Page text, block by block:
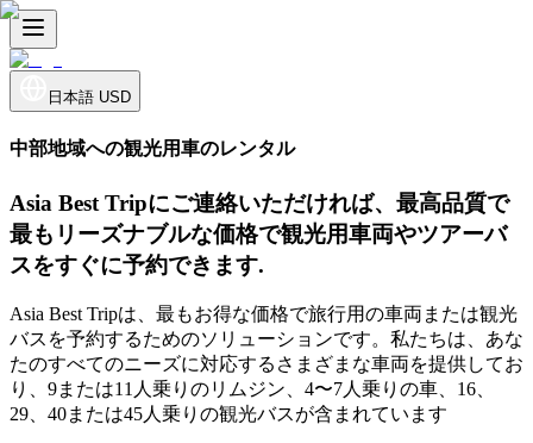
日本語 USD
中部地域への観光用車のレンタル
Asia Best Tripにご連絡いただければ、最高品質で
最もリーズナブルな価格で観光用車両やツアーバ
スをすぐに予約できます.
Asia Best Tripは、最もお得な価格で旅行用の車両または観光
バスを予約するためのソリューションです。私たちは、あな
たのすべてのニーズに対応するさまざまな車両を提供してお
り、9または11人乗りのリムジン、4〜7人乗りの車、16、
29、40または45人乗りの観光バスが含まれています